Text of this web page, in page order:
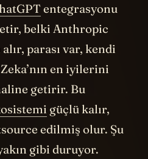
stratejik
entegrasyonu
belki Anthropic
parası var, kendi
en iyilerini
getirir. Bu
güçlü kalır,
edilmiş olur. Şu